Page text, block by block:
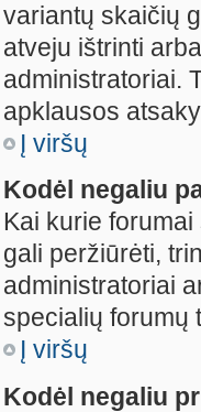
variantų skaičių
atveju ištrinti
administratoriai.
apklausos
Į viršų
Kodėl negaliu
Kai kurie
gali peržiūrėti,
administratoriai
specialių forumų
Į viršų
Kodėl negaliu